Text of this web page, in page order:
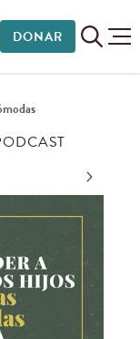
DONAR